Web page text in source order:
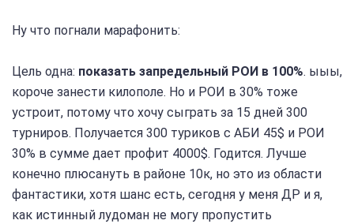
Ну что погнали марафонить:
Цель одна: показать запредельный РОИ в 100%. ыыы,
короче занести килополе. Но и РОИ в 30% тоже
устроит, потому что хочу сыграть за 15 дней 300
турниров. Получается 300 туриков с АБИ 45$ и РОИ
30% в сумме дает профит 4000$. Годится. Лучше
конечно плюсануть в районе 10к, но это из области
фантастики, хотя шанс есть, сегодня у меня ДР и я,
как истинный лудоман не могу пропустить